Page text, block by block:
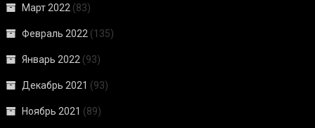
Март 2022 (83)
Февраль 2022 (135)
Январь 2022 (93)
Декабрь 2021 (93)
Ноябрь 2021 (89)